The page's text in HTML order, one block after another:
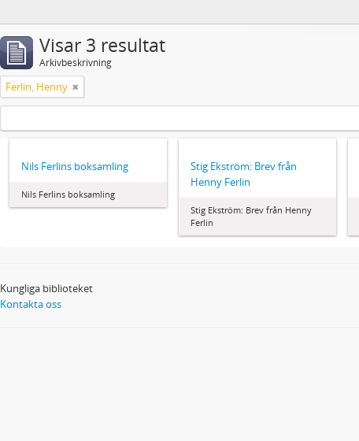
Visar 3 resultat
Arkivbeskrivning
Ferlin, Henny
Nils Ferlins boksamling
Nils Ferlins boksamling
Stig Ekström: Brev från
Henny Ferlin
Stig Ekström: Brev från Henny
Ferlin
Kungliga biblioteket
Kontakta oss